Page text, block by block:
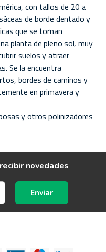
con tallos de 20 a
de borde dentado y
que se tornan
planta de pleno sol, muy
suelos y atraer
Se la encuentra
bordes de caminos y
en primavera y
y otros polinizadores
novedades
Enviar